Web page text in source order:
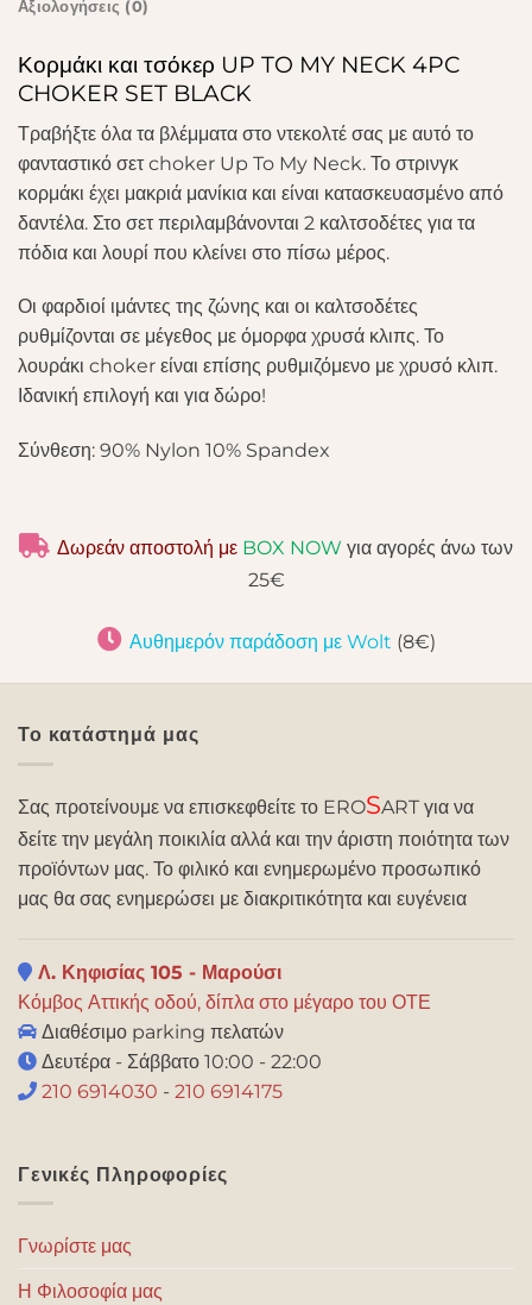
Αξιολογήσεις (0)
Κορμάκι και τσόκερ UP TO MY NECK 4PC
CHOKER SET BLACK
Τραβήξτε όλα τα βλέμματα στο ντεκολτέ σας με αυτό το
φανταστικό σετ choker Up To My Neck. Το στρινγκ
κορμάκι έχει μακριά μανίκια και είναι κατασκευασμένο από
δαντέλα. Στο σετ περιλαμβάνονται 2 καλτσοδέτες για τα
πόδια και λουρί που κλείνει στο πίσω μέρος.
Οι φαρδιοί ιμάντες της ζώνης και οι καλτσοδέτες
ρυθμίζονται σε μέγεθος με όμορφα χρυσά κλιπς. Το
λουράκι choker είναι επίσης ρυθμιζόμενο με χρυσό κλιπ.
Ιδανική επιλογή και για δώρο!
Σύνθεση: 90% Nylon 10% Spandex
Δωρεάν αποστολή με BOX NOW για αγορές άνω των
25€
Αυθημερόν παράδοση με Wolt (8€)
Το κατάστημά μας
Σας προτείνουμε να επισκεφθείτε το EROSART για να
δείτε την μεγάλη ποικιλία αλλά και την άριστη ποιότητα των
προϊόντων μας. Το φιλικό και ενημερωμένο προσωπικό
μας θα σας ενημερώσει με διακριτικότητα και ευγένεια
Λ. Κηφισίας 105 - Μαρούσι
Κόμβος Αττικής οδού, δίπλα στο μέγαρο του ΟΤΕ
Διαθέσιμο parking πελατών
Δευτέρα - Σάββατο 10:00 - 22:00
210 6914030 - 210 6914175
Γενικές Πληροφορίες
Γνωρίστε μας
Η Φιλοσοφία μας